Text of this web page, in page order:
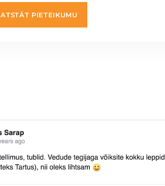
ATSTĀT PIETEIKUMU